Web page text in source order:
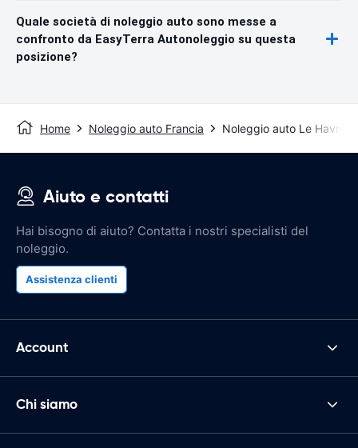
Quale società di noleggio auto sono messe a
confronto da EasyTerra Autonoleggio su questa
posizione?
Home Noleggio auto Francia Noleggio auto Le Havre
Aiuto e contatti
Hai bisogno di aiuto? Contatta i nostri specialisti del
noleggio.
Assistenza clienti
Account
Chi siamo